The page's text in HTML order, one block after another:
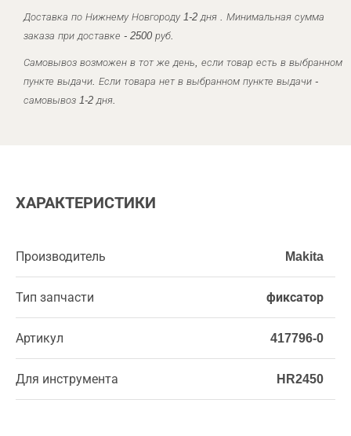
Доставка по Нижнему Новгороду 1-2 дня . Минимальная сумма
заказа при доставке - 2500 руб.
Самовывоз возможен в тот же день, если товар есть в выбранном
пункте выдачи. Если товара нет в выбранном пункте выдачи -
самовывоз 1-2 дня.
ХАРАКТЕРИСТИКИ
Производитель Makita
Тип запчасти фиксатор
Артикул 417796-0
Для инструмента HR2450